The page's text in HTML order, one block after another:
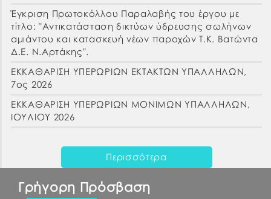
Έγκριση Πρωτοκόλλου Παραλαβής του έργου με
τίτλο: "Αντικατάσταση δικτύων ύδρευσης σωλήνων
αμιάντου και κατασκευή νέων παροχών Τ.Κ. Βατώντα
Δ.Ε. Ν.Αρτάκης".
ΕΚΚΑΘΑΡΙΣΗ ΥΠΕΡΩΡΙΩΝ ΕΚΤΑΚΤΩΝ ΥΠΑΛΛΗΛΩΝ,
7ος 2026
ΕΚΚΑΘΑΡΙΣΗ ΥΠΕΡΩΡΙΩΝ ΜΟΝΙΜΩΝ ΥΠΑΛΛΗΛΩΝ,
ΙΟΥΛΙΟΥ 2026
Περισσότερα
Γρήγορη Πρόσβαση